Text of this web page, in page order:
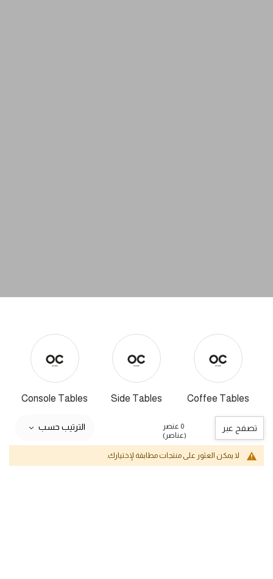
Coffee Tables
Side Tables
Console Tables
تصفح عبر
0 عنصر
(عناصر)
الترتيب حسب
لا يمكن العثور على منتجات مطابقة لإختيارك.